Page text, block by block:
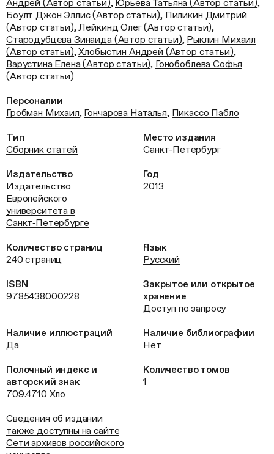
Андрей (Автор статьи), Юрьева Татьяна (Автор статьи),
Боулт Джон Эллис (Автор статьи), Пиликин Дмитрий
(Автор статьи),Лейкинд Олег (Автор статьи),
Стародубцева Зинаида (Автор статьи), Рыклин Михаил
(Автор статьи),Хлобыстин Андрей (Автор статьи),
Варустина Елена (Автор статьи), Гонобоблева Софья
(Автор статьи)
Персоналии
Гробман Михаил, Гончарова Наталья, Пикассо Пабло
Тип
Сборник статей
Место издания
Санкт-Петербург
Издательство
Издательство
Европейского
университета в
Санкт‑Петербурге
Год
2013
Количество страниц
240 страниц
Язык
Русский
ISBN
9785438000228
Закрытое или открытое
хранение
Доступ по запросу
Наличие иллюстраций
Да
Наличие библиографии
Нет
Полочный индекс и
авторский знак
709.4710 Хло
Количество томов
1
Сведения об издании
также доступны на сайте
Сети архивов российского